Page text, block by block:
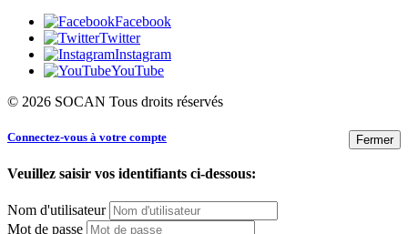
Facebook
Twitter
Instagram
YouTube
© 2026 SOCAN Tous droits réservés
Fermer
Connectez-vous à votre compte
Veuillez saisir vos identifiants ci-dessous:
Nom d'utilisateur
Mot de passe